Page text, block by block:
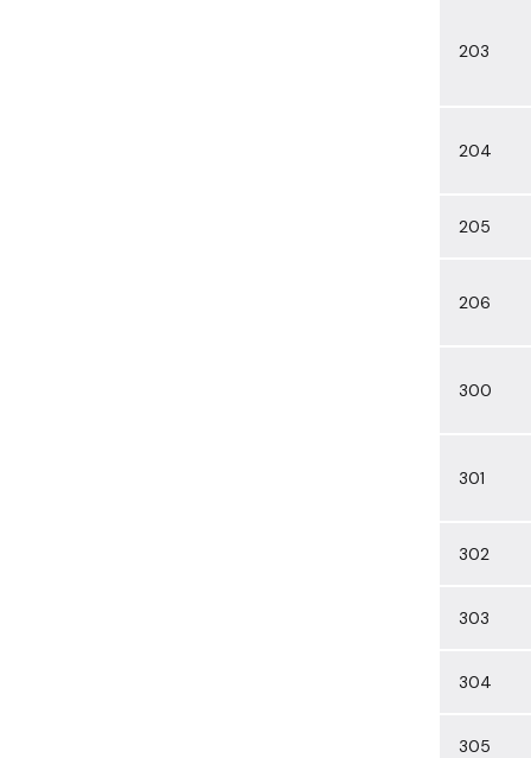
203
204
205
206
300
301
302
303
304
305